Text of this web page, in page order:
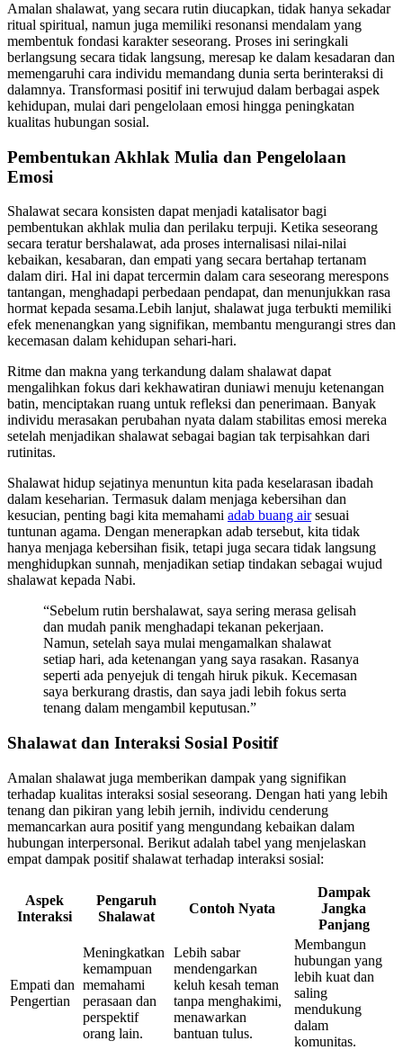
Amalan shalawat, yang secara rutin diucapkan, tidak hanya sekadar
ritual spiritual, namun juga memiliki resonansi mendalam yang
membentuk fondasi karakter seseorang. Proses ini seringkali
berlangsung secara tidak langsung, meresap ke dalam kesadaran dan
memengaruhi cara individu memandang dunia serta berinteraksi di
dalamnya. Transformasi positif ini terwujud dalam berbagai aspek
kehidupan, mulai dari pengelolaan emosi hingga peningkatan
kualitas hubungan sosial.
Pembentukan Akhlak Mulia dan Pengelolaan
Emosi
Shalawat secara konsisten dapat menjadi katalisator bagi
pembentukan akhlak mulia dan perilaku terpuji. Ketika seseorang
secara teratur bershalawat, ada proses internalisasi nilai-nilai
kebaikan, kesabaran, dan empati yang secara bertahap tertanam
dalam diri. Hal ini dapat tercermin dalam cara seseorang merespons
tantangan, menghadapi perbedaan pendapat, dan menunjukkan rasa
hormat kepada sesama.Lebih lanjut, shalawat juga terbukti memiliki
efek menenangkan yang signifikan, membantu mengurangi stres dan
kecemasan dalam kehidupan sehari-hari.
Ritme dan makna yang terkandung dalam shalawat dapat
mengalihkan fokus dari kekhawatiran duniawi menuju ketenangan
batin, menciptakan ruang untuk refleksi dan penerimaan. Banyak
individu merasakan perubahan nyata dalam stabilitas emosi mereka
setelah menjadikan shalawat sebagai bagian tak terpisahkan dari
rutinitas.
Shalawat hidup sejatinya menuntun kita pada keselarasan ibadah
dalam keseharian. Termasuk dalam menjaga kebersihan dan
kesucian, penting bagi kita memahami adab buang airsesuai
tuntunan agama. Dengan menerapkan adab tersebut, kita tidak
hanya menjaga kebersihan fisik, tetapi juga secara tidak langsung
menghidupkan sunnah, menjadikan setiap tindakan sebagai wujud
shalawat kepada Nabi.
“Sebelum rutin bershalawat, saya sering merasa gelisah
dan mudah panik menghadapi tekanan pekerjaan.
Namun, setelah saya mulai mengamalkan shalawat
setiap hari, ada ketenangan yang saya rasakan. Rasanya
seperti ada penyejuk di tengah hiruk pikuk. Kecemasan
saya berkurang drastis, dan saya jadi lebih fokus serta
tenang dalam mengambil keputusan.”
Shalawat dan Interaksi Sosial Positif
Amalan shalawat juga memberikan dampak yang signifikan
terhadap kualitas interaksi sosial seseorang. Dengan hati yang lebih
tenang dan pikiran yang lebih jernih, individu cenderung
memancarkan aura positif yang mengundang kebaikan dalam
hubungan interpersonal. Berikut adalah tabel yang menjelaskan
empat dampak positif shalawat terhadap interaksi sosial:
Aspek
Interaksi
Pengaruh
Shalawat
Contoh Nyata
Dampak
Jangka
Panjang
Empati dan
Pengertian
Meningkatkan
kemampuan
memahami
perasaan dan
perspektif
orang lain.
Lebih sabar
mendengarkan
keluh kesah teman
tanpa menghakimi,
menawarkan
bantuan tulus.
Membangun
hubungan yang
lebih kuat dan
saling
mendukung
dalam
komunitas.